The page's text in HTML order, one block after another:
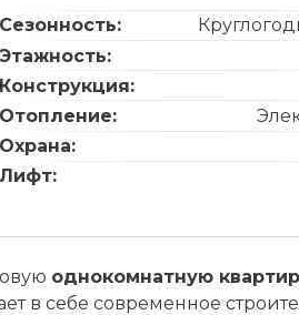
Сезонность:
Этажность:
Конструкция:
Отопление:
Охрана:
Лифт:
однокомнатную
в себе современное